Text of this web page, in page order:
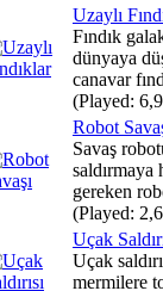
Uzaylı
Fındık
dünyaya
canavar
(Played:
Robot
Savaş
saldırmaya
gereken
(Played:
Uçak
Uçak
mermilere